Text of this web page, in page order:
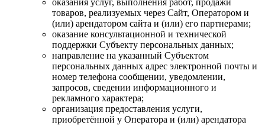
оказания услуг, выполнения работ, продажи
товаров, реализуемых через Сайт, Оператором и
(или) арендатором сайта и (или) его партнерами;
оказание консультационной и технической
поддержки Субъекту персональных данных;
направление на указанный Субъектом
персональных данных адрес электронной почты и
номер телефона сообщении, уведомлении,
запросов, сведении информационного и
рекламного характера;
организация предоставления услуги,
приобретённой у Оператора и (или) арендатора